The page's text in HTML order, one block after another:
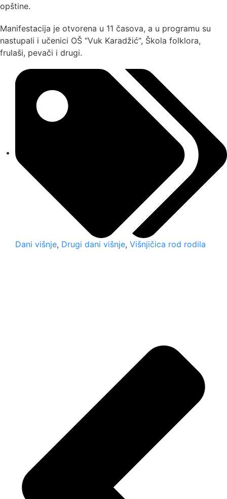
opštine.
Manifestacija je otvorena u 11 časova, a u programu su
nastupali i učenici OŠ “Vuk Karadžić“, Škola folklora,
frulaši, pevači i drugi.
Dani višnje, Drugi dani višnje, Višnjičica rod rodila